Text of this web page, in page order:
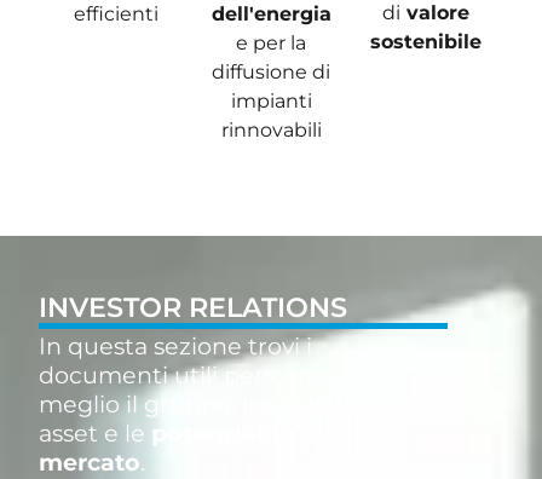
efficienti
dell'energia
e per la
diffusione di
impianti
rinnovabili
di valore
sostenibile
INVESTOR RELATIONS​
In questa sezione trovi i
documenti utili per conoscere
meglio il gruppo, il suo
asset e le potenzialità
mercato.